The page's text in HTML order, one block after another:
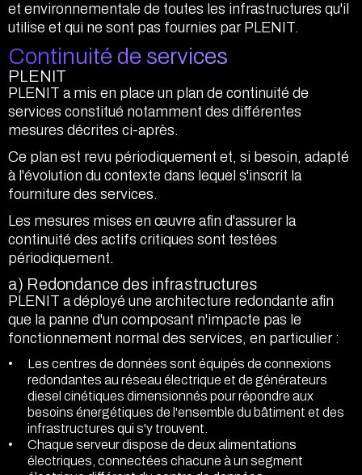
et environnementale de toutes les infrastructures qu'il
utilise et qui ne sont pas fournies par PLENIT.
Continuité de services
PLENIT
PLENIT a mis en place un plan de continuité de
services constitué notamment des différentes
mesures décrites ci-après.
Ce plan est revu périodiquement et, si besoin, adapté
à l'évolution du contexte dans lequel s'inscrit la
fourniture des services.
Les mesures mises en œuvre afin d'assurer la
continuité des actifs critiques sont testées
périodiquement.
a) Redondance des infrastructures
PLENIT a déployé une architecture redondante afin
que la panne d'un composant n'impacte pas le
fonctionnement normal des services, en particulier :
Les centres de données sont équipés de connexions
redondantes au réseau électrique et de générateurs
diesel cinétiques dimensionnés pour répondre aux
besoins énergétiques de l'ensemble du bâtiment et des
infrastructures qui s'y trouvent.
Chaque serveur dispose de deux alimentations
électriques, connectées chacune à un segment